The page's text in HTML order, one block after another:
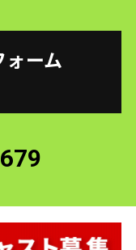
ーム